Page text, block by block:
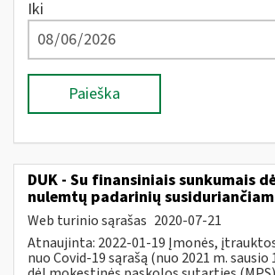
Iki
Paieška
DUK - Su finansiniais sunkumais
nulemtų padarinių
Web turinio sąrašas 2020-07-21
Atnaujinta: 2022-01-19 Įmonės,
nuo Covid-19 sąrašą (nuo 2021 m. sausio